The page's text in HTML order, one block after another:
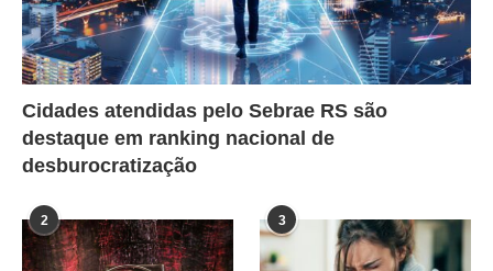
Cidades atendidas pelo Sebrae RS são
destaque em ranking nacional de
desburocratização
2 3